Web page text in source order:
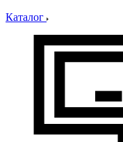
Каталог